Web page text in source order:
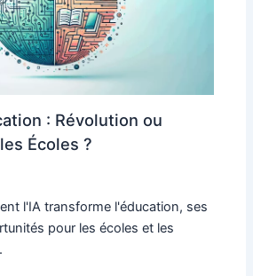
: Révolution ou
Écoles ?
l'IA transforme l'éducation, ses
pour les écoles et les